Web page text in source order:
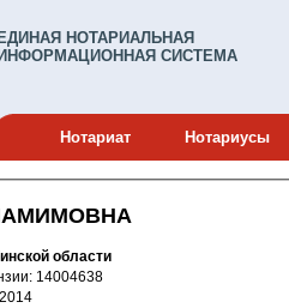
ЕДИНАЯ НОТАРИАЛЬНАЯ
ИНФОРМАЦИОННАЯ СИСТЕМА
Нотариат Нотариусы
палата Актюбинской области
Номер государственной лицензии: 14004638
07.04.2014